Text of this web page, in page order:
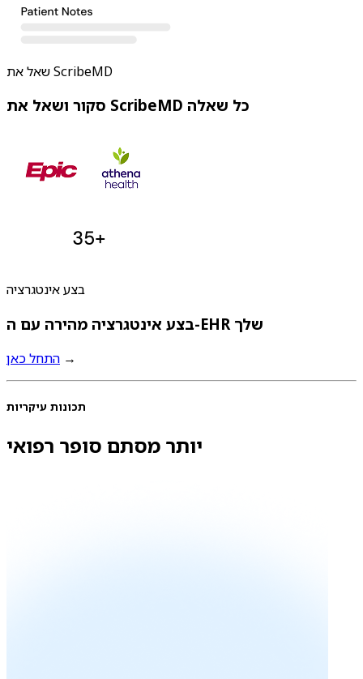
שאל את ScribeMD
סקור ושאל את ScribeMD כל שאלה
בצע אינטגרציה
בצע אינטגרציה מהירה עם ה-EHR שלך
התחל כאן →
תכונות עיקריות
יותר מסתם סופר רפואי